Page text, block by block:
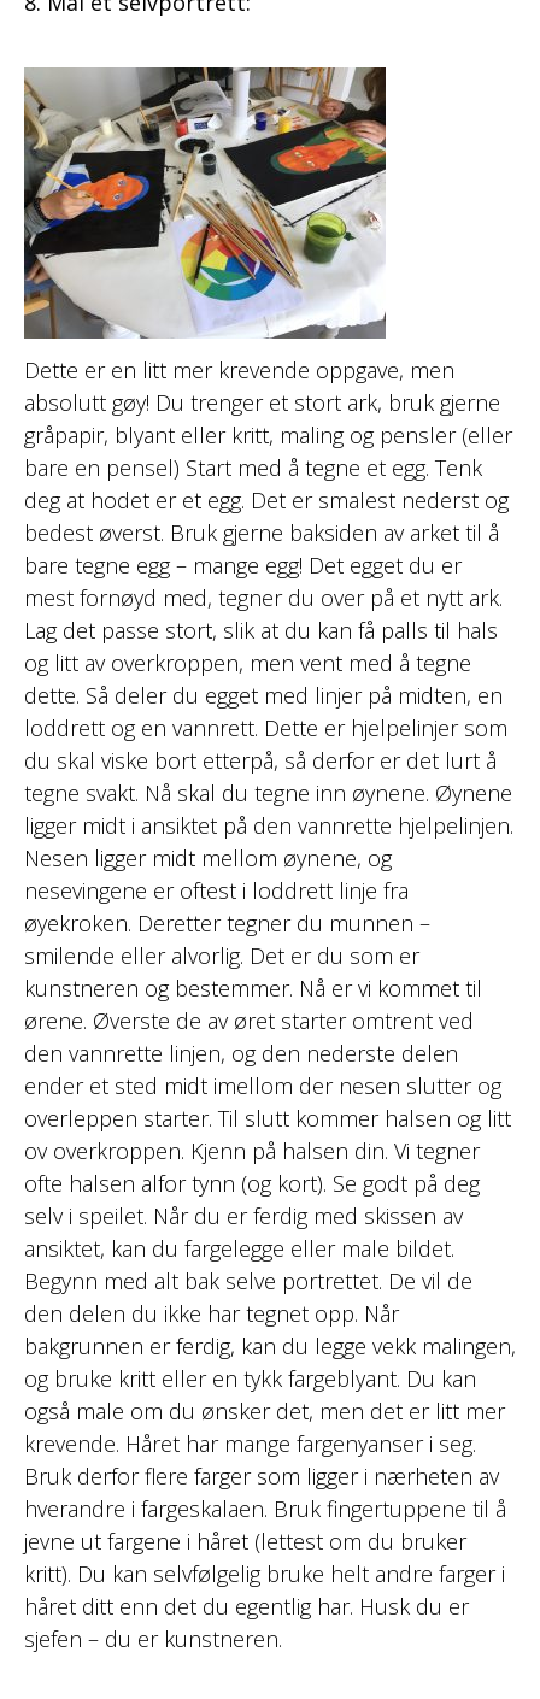
Dette er en litt mer krevende oppgave, men
absolutt gøy! Du trenger et stort ark, bruk gjerne
gråpapir, blyant eller kritt, maling og pensler (eller
bare en pensel) Start med å tegne et egg. Tenk
deg at hodet er et egg. Det er smalest nederst og
bedest øverst. Bruk gjerne baksiden av arket til å
bare tegne egg – mange egg! Det egget du er
mest fornøyd med, tegner du over på et nytt ark.
Lag det passe stort, slik at du kan få palls til hals
og litt av overkroppen, men vent med å tegne
dette. Så deler du egget med linjer på midten, en
loddrett og en vannrett. Dette er hjelpelinjer som
du skal viske bort etterpå, så derfor er det lurt å
tegne svakt. Nå skal du tegne inn øynene. Øynene
ligger midt i ansiktet på den vannrette hjelpelinjen.
Nesen ligger midt mellom øynene, og
nesevingene er oftest i loddrett linje fra
øyekroken. Deretter tegner du munnen –
smilende eller alvorlig. Det er du som er
kunstneren og bestemmer. Nå er vi kommet til
ørene. Øverste de av øret starter omtrent ved
den vannrette linjen, og den nederste delen
ender et sted midt imellom der nesen slutter og
overleppen starter. Til slutt kommer halsen og litt
ov overkroppen. Kjenn på halsen din. Vi tegner
ofte halsen alfor tynn (og kort). Se godt på deg
selv i speilet. Når du er ferdig med skissen av
ansiktet, kan du fargelegge eller male bildet.
Begynn med alt bak selve portrettet. De vil de
den delen du ikke har tegnet opp. Når
bakgrunnen er ferdig, kan du legge vekk malingen,
og bruke kritt eller en tykk fargeblyant. Du kan
også male om du ønsker det, men det er litt mer
krevende. Håret har mange fargenyanser i seg.
Bruk derfor flere farger som ligger i nærheten av
hverandre i fargeskalaen. Bruk fingertuppene til å
jevne ut fargene i håret (lettest om du bruker
kritt). Du kan selvfølgelig bruke helt andre farger i
håret ditt enn det du egentlig har. Husk du er
sjefen – du er kunstneren.